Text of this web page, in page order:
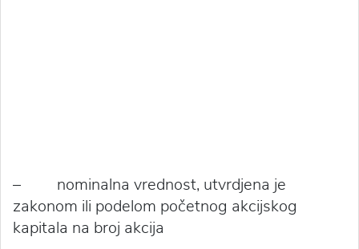
– nominalna vrednost, utvrdjena je
zakonom ili podelom početnog akcijskog
kapitala na broj akcija